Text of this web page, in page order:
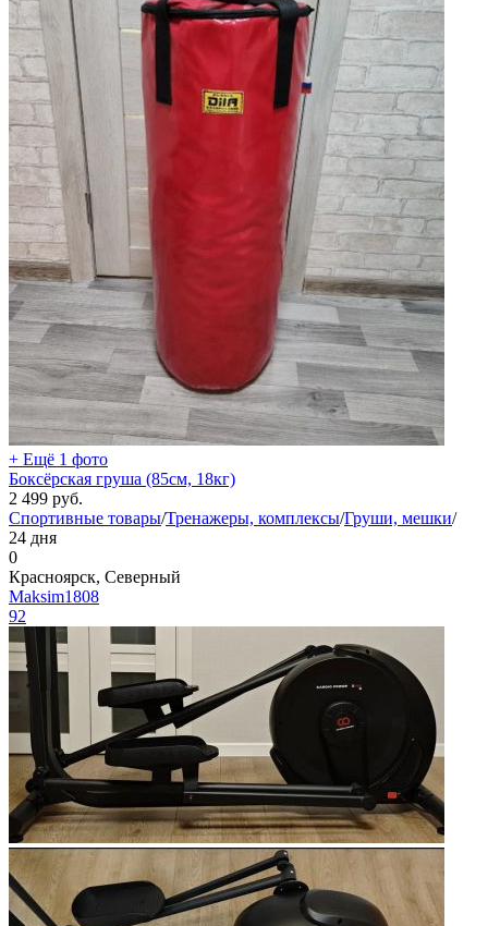
+ Ещё 1 фото
Боксёрская груша (85см, 18кг)
2 499 руб.
Спортивные товары/Тренажеры, комплексы/Груши, мешки/
24 дня
0
Красноярск, Северный
Maksim1808
92